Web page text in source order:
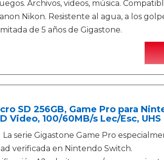
Archivos, videos, música.
Nikon. Resistente al agua, a los
de 5 años de Gigastone.
SD 256GB, Game Pro para
Video, 100/60MB/s Lec/Esc, UHS
serie Gigastone Game Pro
verificada en Nintendo Switch.